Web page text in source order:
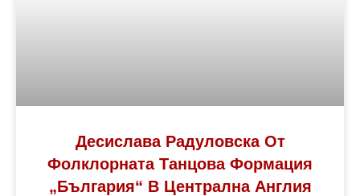
Десислава Радуловска От
Фолклорната Танцова Формация
„България“ В Централна Англия